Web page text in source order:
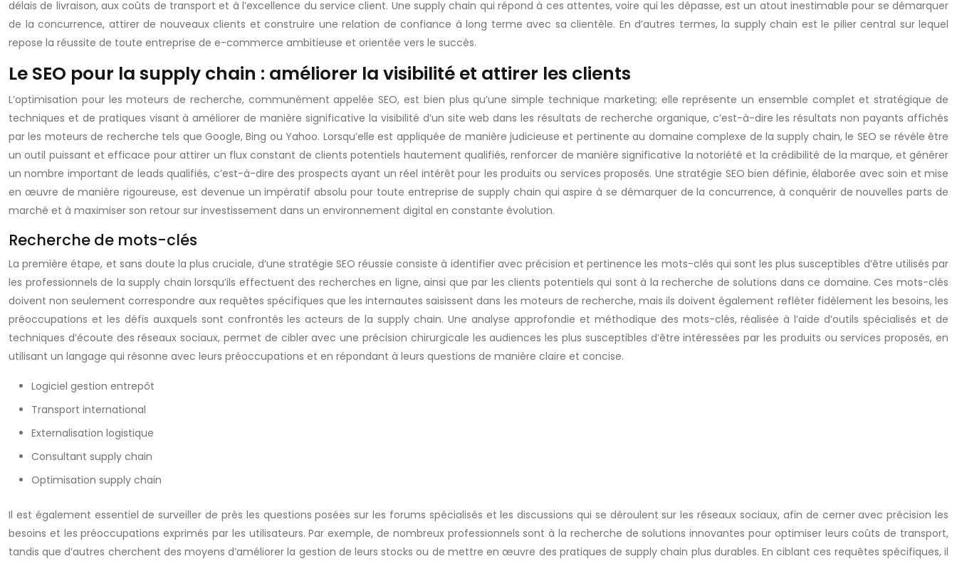
délais de livraison, aux coûts de transport et à l’excellence du service client. Une supply chain qui répond à ces attentes, voire qui les dépasse, est un atout inestimable pour se démarquer
de la concurrence, attirer de nouveaux clients et construire une relation de confiance à long terme avec sa clientèle. En d’autres termes, la supply chain est le pilier central sur lequel
repose la réussite de toute entreprise de e-commerce ambitieuse et orientée vers le succès.
Le SEO pour la supply chain : améliorer la visibilité et attirer les clients
L’optimisation pour les moteurs de recherche, communément appelée SEO, est bien plus qu’une simple technique marketing; elle représente un ensemble complet et stratégique de
techniques et de pratiques visant à améliorer de manière significative la visibilité d’un site web dans les résultats de recherche organique, c’est-à-dire les résultats non payants affichés
par les moteurs de recherche tels que Google, Bing ou Yahoo. Lorsqu’elle est appliquée de manière judicieuse et pertinente au domaine complexe de la supply chain, le SEO se révèle être
un outil puissant et efficace pour attirer un flux constant de clients potentiels hautement qualifiés, renforcer de manière significative la notoriété et la crédibilité de la marque, et générer
un nombre important de leads qualifiés, c’est-à-dire des prospects ayant un réel intérêt pour les produits ou services proposés. Une stratégie SEO bien définie, élaborée avec soin et mise
en œuvre de manière rigoureuse, est devenue un impératif absolu pour toute entreprise de supply chain qui aspire à se démarquer de la concurrence, à conquérir de nouvelles parts de
marché et à maximiser son retour sur investissement dans un environnement digital en constante évolution.
Recherche de mots-clés
La première étape, et sans doute la plus cruciale, d’une stratégie SEO réussie consiste à identifier avec précision et pertinence les mots-clés qui sont les plus susceptibles d’être utilisés par
les professionnels de la supply chain lorsqu’ils effectuent des recherches en ligne, ainsi que par les clients potentiels qui sont à la recherche de solutions dans ce domaine. Ces mots-clés
doivent non seulement correspondre aux requêtes spécifiques que les internautes saisissent dans les moteurs de recherche, mais ils doivent également refléter fidèlement les besoins, les
préoccupations et les défis auxquels sont confrontés les acteurs de la supply chain. Une analyse approfondie et méthodique des mots-clés, réalisée à l’aide d’outils spécialisés et de
techniques d’écoute des réseaux sociaux, permet de cibler avec une précision chirurgicale les audiences les plus susceptibles d’être intéressées par les produits ou services proposés, en
utilisant un langage qui résonne avec leurs préoccupations et en répondant à leurs questions de manière claire et concise.
Logiciel gestion entrepôt
Transport international
Externalisation logistique
Consultant supply chain
Optimisation supply chain
Il est également essentiel de surveiller de près les questions posées sur les forums spécialisés et les discussions qui se déroulent sur les réseaux sociaux, afin de cerner avec précision les
besoins et les préoccupations exprimés par les utilisateurs. Par exemple, de nombreux professionnels sont à la recherche de solutions innovantes pour optimiser leurs coûts de transport,
tandis que d’autres cherchent des moyens d’améliorer la gestion de leurs stocks ou de mettre en œuvre des pratiques de supply chain plus durables. En ciblant ces requêtes spécifiques, il